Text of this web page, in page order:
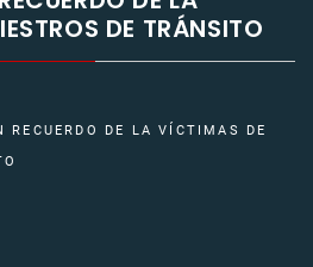
DE TRÁNSITO
RECUERDO DE LA VÍCTIMAS DE